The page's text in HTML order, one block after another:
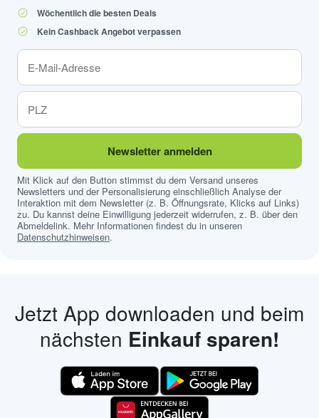
Wöchentlich die besten Deals
Kein Cashback Angebot verpassen
Newsletter anmelden
Mit Klick auf den Button stimmst du dem Versand unseres
Newsletters und der Personalisierung einschließlich Analyse der
Interaktion mit dem Newsletter (z. B. Öffnungsrate, Klicks auf Links)
zu. Du kannst deine Einwilligung jederzeit widerrufen, z. B. über den
Abmeldelink. Mehr Informationen findest du in unseren
Datenschutzhinweisen.
Jetzt App downloaden und beim
nächsten Einkauf sparen!